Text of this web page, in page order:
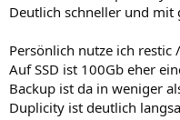
Deutlich schneller und mit
Persönlich nutze ich restic
Auf SSD ist 100Gb eher
Backup ist da in weniger
Duplicity ist deutlich